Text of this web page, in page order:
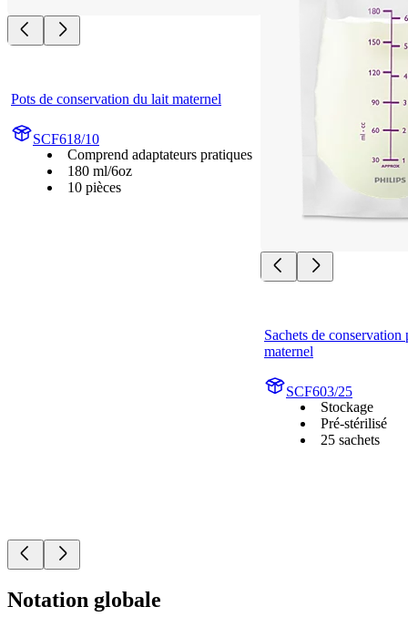
Pots de conservation du lait maternel
SCF618/10
Comprend adaptateurs pratiques
180 ml/6oz
10 pièces
Sachets de conservation
maternel
SCF603/25
Stockage
Pré-stérilisé
25 sachets
Notation globale